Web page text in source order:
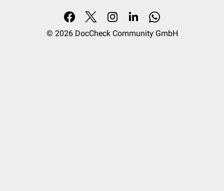
© 2026 DocCheck Community GmbH